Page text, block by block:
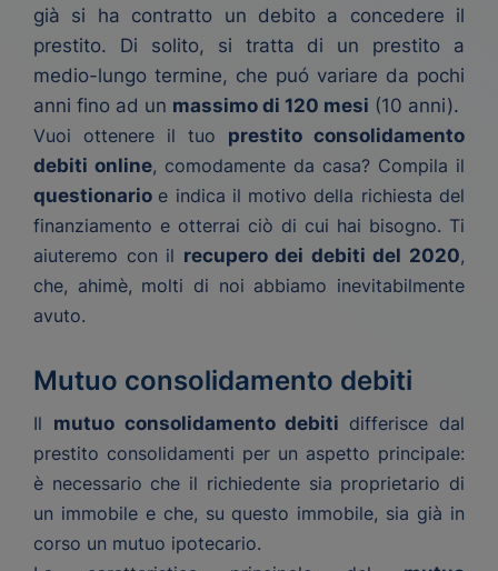
già si ha contratto un debito a concedere il
prestito. Di solito, si tratta di un prestito a
medio-lungo termine, che puó variare da pochi
anni fino ad un massimo di 120 mesi (10 anni).
Vuoi ottenere il tuo prestito consolidamento
debiti online, comodamente da casa? Compila il
questionario e indica il motivo della richiesta del
finanziamento e otterrai ciò di cui hai bisogno. Ti
aiuteremo con il recupero dei debiti del 2020,
che, ahimè, molti di noi abbiamo inevitabilmente
avuto.
Mutuo consolidamento debiti
Il mutuo consolidamento debiti differisce dal
prestito consolidamenti per un aspetto principale:
è necessario che il richiedente sia proprietario di
un immobile e che, su questo immobile, sia già in
corso un mutuo ipotecario.